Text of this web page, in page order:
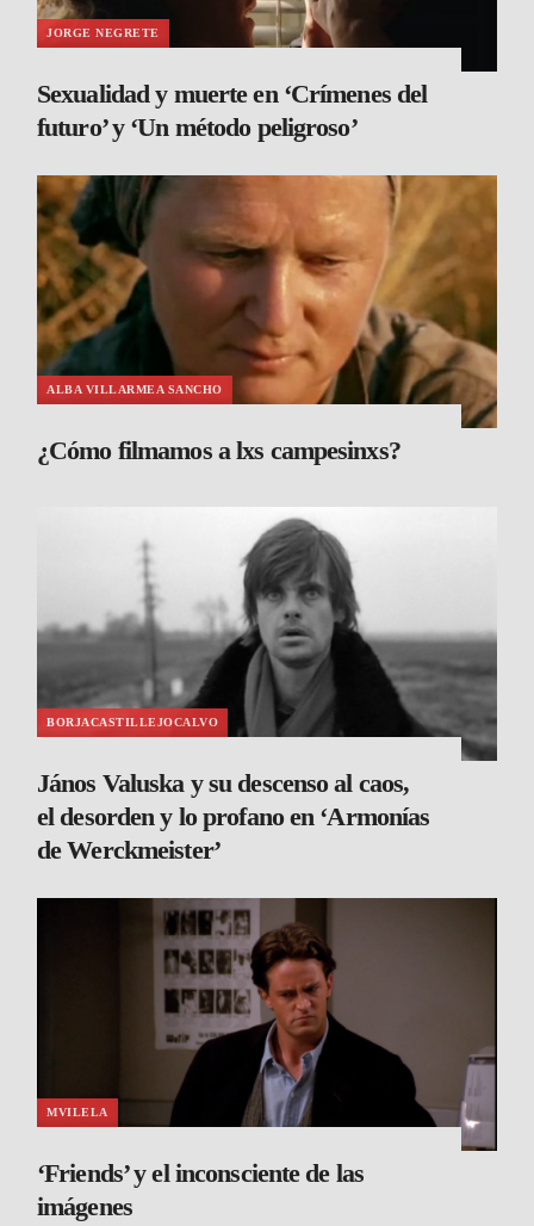
JORGE NEGRETE
Sexualidad y muerte en ‘Crímenes del
futuro’ y ‘Un método peligroso’
ALBA VILLARMEA SANCHO
¿Cómo filmamos a lxs campesinxs?
BORJACASTILLEJOCALVO
János Valuska y su descenso al caos,
el desorden y lo profano en ‘Armonías
de Werckmeister’
MVILELA
‘Friends’ y el inconsciente de las
imágenes